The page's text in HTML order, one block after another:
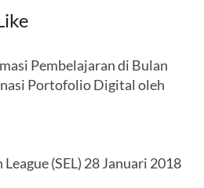
Pembelajaran di Bulan
Portofolio Digital oleh
(SEL) 28 Januari 2018